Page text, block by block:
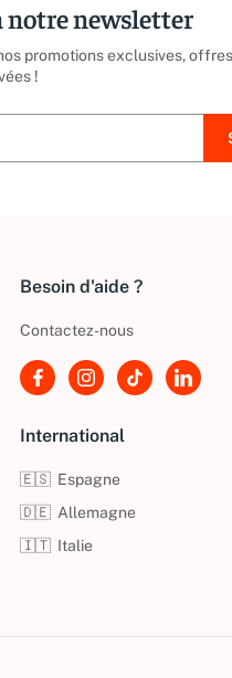
notre newsletter
promotions exclusives,
!
Besoin d'aide ?
Contactez-nous
International
🇪🇸 Espagne
🇩🇪 Allemagne
🇮🇹 Italie